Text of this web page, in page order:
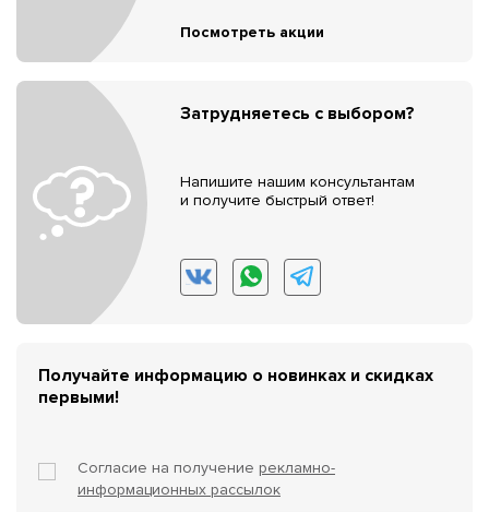
Посмотреть акции
Затрудняетесь с выбором?
Напишите нашим консультантам
и получите быстрый ответ!
Получайте информацию о новинках и скидках
первыми!
Согласие на получение рекламно-
информационных рассылок